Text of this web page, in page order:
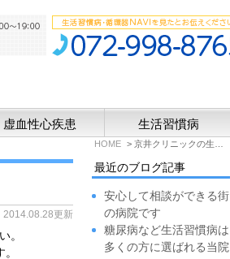
虚血性心疾患 生活習慣病
HOME
2014.08.28更新
。
最近のブログ記事
安心して相談ができる街
の病院です
糖尿病など生活習慣病は
多くの方に選ばれる当院